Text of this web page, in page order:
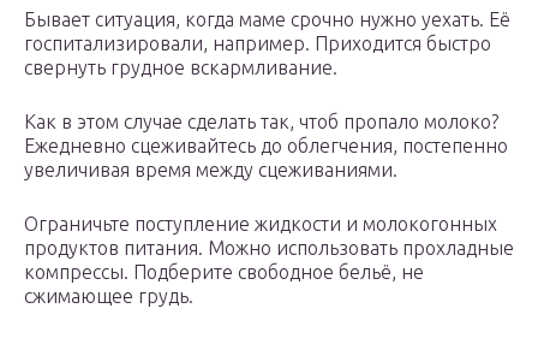
Бывает ситуация, когда маме срочно нужно уехать. Её
госпитализировали, например. Приходится быстро
свернуть грудное вскармливание.
Как в этом случае сделать так, чтоб пропало молоко?
Ежедневно сцеживайтесь до облегчения, постепенно
увеличивая время между сцеживаниями.
Ограничьте поступление жидкости и молокогонных
продуктов питания. Можно использовать прохладные
компрессы. Подберите свободное бельё, не
сжимающее грудь.